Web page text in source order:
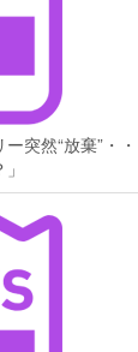
突然“放棄”・